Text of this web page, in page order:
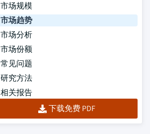
市场规模
市场趋势
市场分析
市场份额
常见问题
研究方法
相关报告
下载免费 PDF